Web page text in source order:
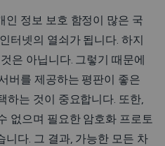
인 정보 보호 함정이 많은 국
터넷의 열쇠가 됩니다. 하지
은 아닙니다. 그렇기 때문에
버를 제공하는 평판이 좋은
하는 것이 중요합니다. 또한,
없으며 필요한 암호화 프로토
니다. 그 결과, 가능한 모든 차